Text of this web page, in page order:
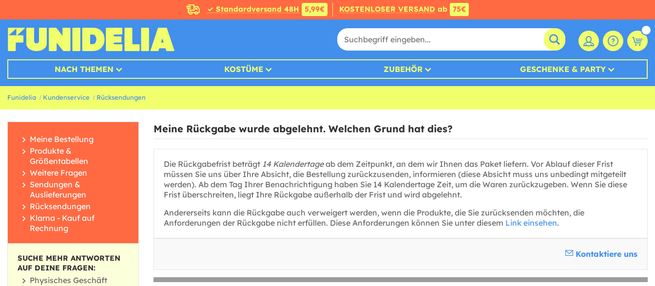
✓ Standardversand 48H 5,99€ KOSTENLOSER VERSAND ab 75€
NACH THEMEN KOSTÜME ZUBEHÖR GESCHENKE & PARTY
Funidelia Kundenservice Rücksendungen
Meine Bestellung
Produkte &
Größentabellen
Weitere Fragen
Sendungen &
Auslieferungen
Rücksendungen
Klarna - Kauf auf
Rechnung
SUCHE MEHR ANTWORTEN
AUF DEINE FRAGEN:
Physisches Geschäft
Meine Rückgabe wurde abgelehnt. Welchen Grund hat dies?
Die Rückgabefrist beträgt 14 Kalendertageab dem Zeitpunkt, an dem wir Ihnen das Paket liefern. Vor Ablauf dieser Frist
müssen Sie uns über Ihre Absicht, die Bestellung zurückzusenden, informieren (diese Absicht muss uns unbedingt mitgeteilt
werden). Ab dem Tag Ihrer Benachrichtigung haben Sie 14 Kalendertage Zeit, um die Waren zurückzugeben. Wenn Sie diese
Frist überschreiten, liegt Ihre Rückgabe außerhalb der Frist und wird abgelehnt.
Andererseits kann die Rückgabe auch verweigert werden, wenn die Produkte, die Sie zurücksenden möchten, die
Anforderungen der Rückgabe nicht erfüllen. Diese Anforderungen können Sie unter diesem Link einsehen.
Kontaktiere uns